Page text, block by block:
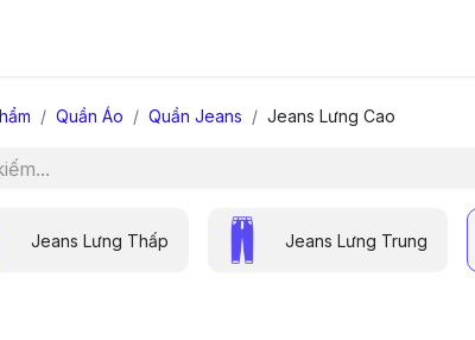
Quần Áo Quần Jeans Jeans Lưng Cao
Jeans Lưng Thấp Jeans Lưng Trung